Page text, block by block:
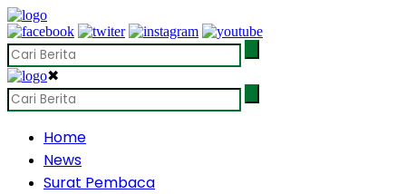
✖
Home
News
Surat Pembaca